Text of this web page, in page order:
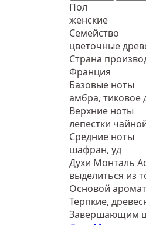
Пол
женские
Семейство
цветочные
Страна
Франция
Базовые ноты
амбра, тиковое
Верхние ноты
лепестки
Средние ноты
шафран, уд
Духи Монталь
выделиться из
Основой
Терпкие,
Завершающим